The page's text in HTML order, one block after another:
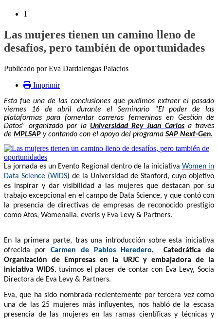
1
Las mujeres tienen un camino lleno de
desafíos, pero también de oportunidades
Publicado por Eva Dardalengas Palacios
Imprimir
Esta fue una de las conclusiones que pudimos extraer el pasado
viernes 16 de abril durante el Seminario “El poder de las
plataformas para fomentar carreras femeninas en Gestión de
Datos” organizado por la Universidad Rey Juan Carlosa través
de MPLSAP y contando con el apoyo del programa SAP Next-Gen.
La jornada es un Evento Regional dentro de la iniciativa Women in
Data Science (WIDS) de la Universidad de Stanford, cuyo objetivo
es inspirar y dar visibilidad a las mujeres que destacan por su
trabajo excepcional en el campo de Data Science, y que contó con
la presencia de directivas de empresas de reconocido prestigio
como Atos, Womenalia, everis y Eva Levy & Partners.
En la primera parte, tras una introducción sobre esta iniciativa
ofrecida por Carmen de Pablos Heredero, Catedrática de
Organización de Empresas en la URJC y embajadora de la
iniciativa WIDS.tuvimos el placer de contar con Eva Levy, Socia
Directora de Eva Levy & Partners.
Eva, que ha sido nombrada recientemente por tercera vez como
una de las 25 mujeres más influyentes, nos habló de la escasa
presencia de las mujeres en las ramas científicas y técnicas y